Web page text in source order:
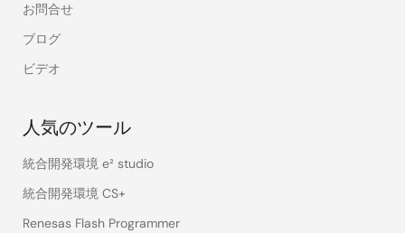
お問合せ
ブログ
ビデオ
人気のツール
統合開発環境 e² studio
統合開発環境 CS+
Renesas Flash Programmer